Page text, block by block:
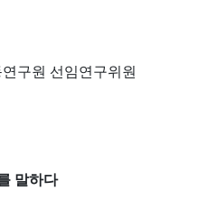
구원 선임연구위원
말하다